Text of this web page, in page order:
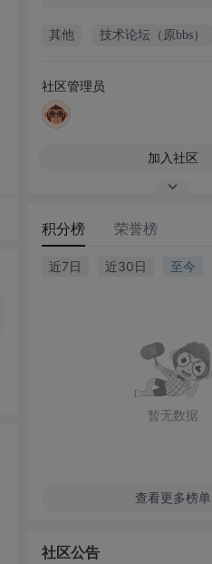
其他 技术论坛（原bbs）
社区管理员
加入社区
积分榜 荣誉榜
近7日 近30日 至今
暂无数据
查看更多榜单
社区公告